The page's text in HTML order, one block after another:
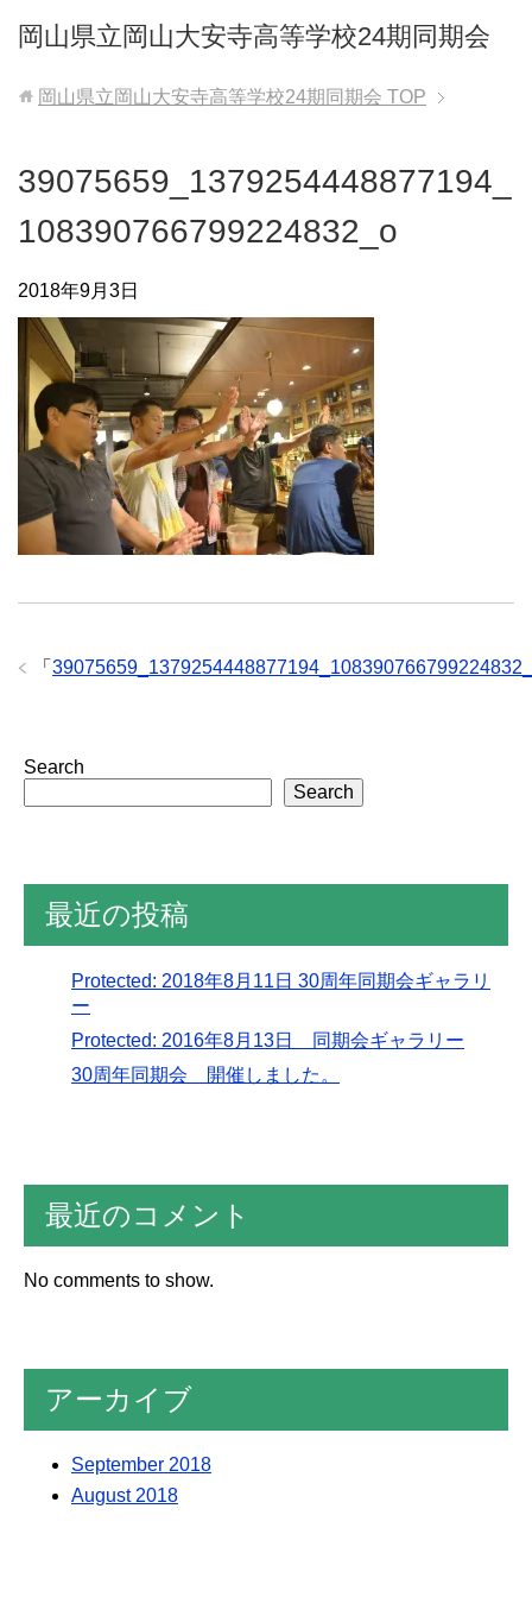
岡山県立岡山大安寺高等学校24期同期会
岡山県立岡山大安寺高等学校24期同期会 TOP
39075659_1379254448877194_
108390766799224832_o
2018年9月3日
「
Search
Search
最近の投稿
Protected: 2018年8月11日 30周年同期会ギャラリ
ー
Protected: 2016年8月13日 同期会ギャラリー
30周年同期会 開催しました。
最近のコメント
No comments to show.
アーカイブ
September 2018
August 2018